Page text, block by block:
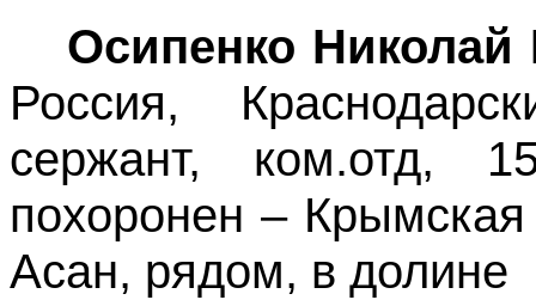
Осипенко Николай
Россия,
сержант, ком.отд,
похоронен –
Асан, рядом, в долине